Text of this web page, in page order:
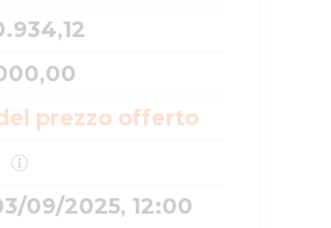
prezzo offerto
09/2025, 12:00